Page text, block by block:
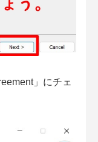
」にチェ